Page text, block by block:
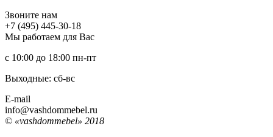
Звоните нам
+7 (495) 445-30-18
Мы работаем для Вас
с 10:00 до 18:00 пн-пт
Выходные: сб-вc
E-mail
info@vashdommebel.ru
© «vashdommebel» 2018